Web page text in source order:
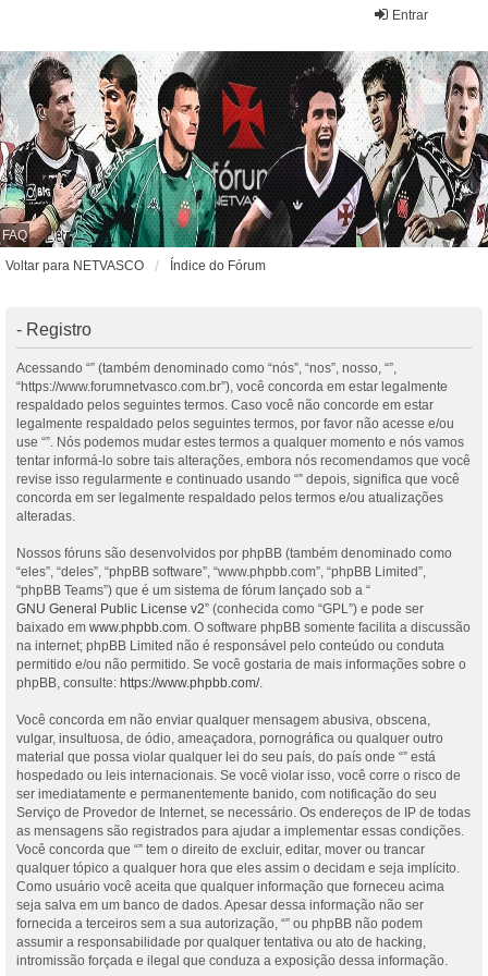
Entrar
FAQ
Voltar para NETVASCO
Índice do Fórum
- Registro
Acessando “” (também denominado como “nós”, “nos”, nosso, “”,
“https://www.forumnetvasco.com.br”), você concorda em estar legalmente
respaldado pelos seguintes termos. Caso você não concorde em estar
legalmente respaldado pelos seguintes termos, por favor não acesse e/ou
use “”. Nós podemos mudar estes termos a qualquer momento e nós vamos
tentar informá-lo sobre tais alterações, embora nós recomendamos que você
revise isso regularmente e continuado usando “” depois, significa que você
concorda em ser legalmente respaldado pelos termos e/ou atualizações
alteradas.
Nossos fóruns são desenvolvidos por phpBB (também denominado como
“eles”, “deles”, “phpBB software”, “www.phpbb.com”, “phpBB Limited”,
“phpBB Teams”) que é um sistema de fórum lançado sob a “
GNU General Public License v2” (conhecida como “GPL”) e pode ser
baixado em www.phpbb.com. O software phpBB somente facilita a discussão
na internet; phpBB Limited não é responsável pelo conteúdo ou conduta
permitido e/ou não permitido. Se você gostaria de mais informações sobre o
phpBB, consulte: https://www.phpbb.com/.
Você concorda em não enviar qualquer mensagem abusiva, obscena,
vulgar, insultuosa, de ódio, ameaçadora, pornográfica ou qualquer outro
material que possa violar qualquer lei do seu país, do país onde “” está
hospedado ou leis internacionais. Se você violar isso, você corre o risco de
ser imediatamente e permanentemente banido, com notificação do seu
Serviço de Provedor de Internet, se necessário. Os endereços de IP de todas
as mensagens são registrados para ajudar a implementar essas condições.
Você concorda que “” tem o direito de excluir, editar, mover ou trancar
qualquer tópico a qualquer hora que eles assim o decidam e seja implícito.
Como usuário você aceita que qualquer informação que forneceu acima
seja salva em um banco de dados. Apesar dessa informação não ser
fornecida a terceiros sem a sua autorização, “” ou phpBB não podem
assumir a responsabilidade por qualquer tentativa ou ato de hacking,
intromissão forçada e ilegal que conduza a exposição dessa informação.